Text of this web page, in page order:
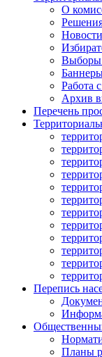
О
Новости
Выборы
Работа
Архив
Перечень
Перепись
Планы